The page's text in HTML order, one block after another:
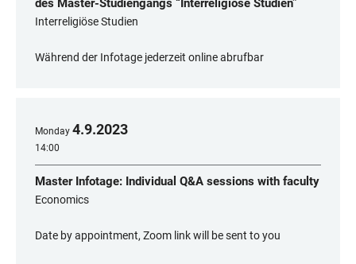
des Master-Studiengangs “Interreligiöse Studien”
Interreligiöse Studien
Während der Infotage jederzeit online abrufbar
Monday 4.9.2023
14:00
Master Infotage: Individual Q&A sessions with faculty
Economics
Date by appointment, Zoom link will be sent to you